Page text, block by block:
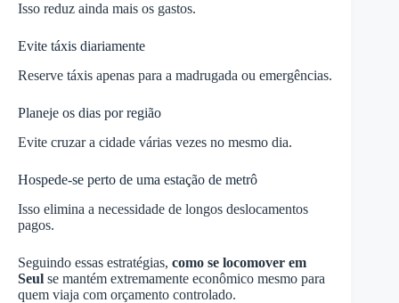
Isso reduz ainda mais os gastos.
Evite táxis diariamente
Reserve táxis apenas para a madrugada ou emergências.
Planeje os dias por região
Evite cruzar a cidade várias vezes no mesmo dia.
Hospede-se perto de uma estação de metrô
Isso elimina a necessidade de longos deslocamentos
pagos.
Seguindo essas estratégias, como se locomover em
Seul se mantém extremamente econômico mesmo para
quem viaja com orçamento controlado.